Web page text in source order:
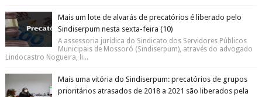
Mais um lote de alvarás de precatórios é liberado pelo
Sindiserpum nesta sexta-feira (10)
A assessoria jurídica do Sindicato dos Servidores Públicos
Municipais de Mossoró (Sindiserpum), através do advogado
Lindocastro Nogueira, li...
Mais uma vitória do Sindiserpum: precatórios de grupos
prioritários atrasados de 2018 a 2021 são liberados pela